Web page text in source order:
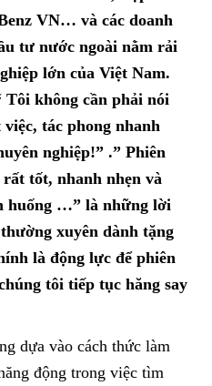
VN… và các doanh
tư nước ngoài nằm rải
lớn của Việt Nam.
không cần phải nói
tác phong nhanh
nghiệp!” .” Phiên
tốt, nhanh nhẹn và
huống …” là những lời
xuyên dành tặng
là động lực để phiên
tôi tiếp tục hăng say
dựa vào cách thức làm
động trong việc tìm